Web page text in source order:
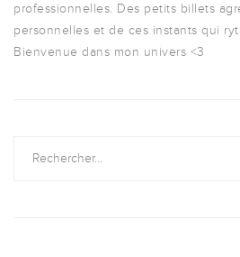
professionnelles. Des petits billets
personnelles et de ces instants qui
Bienvenue dans mon univers <3